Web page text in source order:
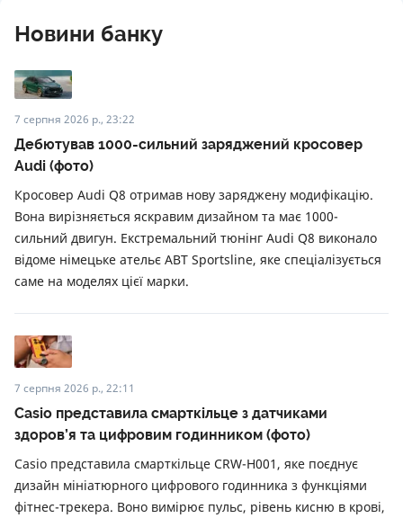
Новини банку
7 серпня 2026 р., 23:22
Дебютував 1000-сильний заряджений кросовер
Audi (фото)
Кросовер Audi Q8 отримав нову заряджену модифікацію.
Вона вирізняється яскравим дизайном та має 1000-
сильний двигун. Екстремальний тюнінг Audi Q8 виконало
відоме німецьке ательє ABT Sportsline, яке спеціалізується
саме на моделях цієї марки.
7 серпня 2026 р., 22:11
Casio представила смарткільце з датчиками
здоров’я та цифровим годинником (фото)
Casio представила смарткільце CRW-H001, яке поєднує
дизайн мініатюрного цифрового годинника з функціями
фітнес-трекера. Воно вимірює пульс, рівень кисню в крові,